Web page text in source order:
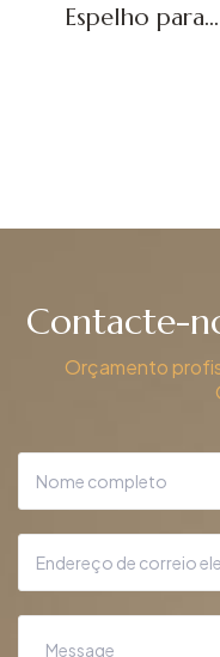
Espelho para
Contacte-
Orçamento